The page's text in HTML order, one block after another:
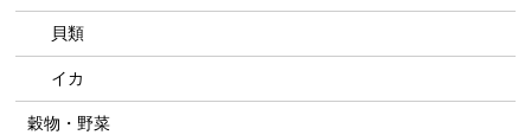
貝類
イカ
穀物・野菜